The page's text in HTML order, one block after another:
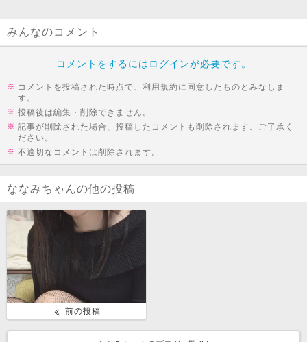
みんなのコメント
コメントをするにはログインが必要です。
コメントを投稿された時点で、利用規約に同意したものとみなしま
す。
投稿後は編集・削除できません。
記事が削除された場合、投稿したコメントも削除されます。ご了承く
ださい。
不適切なコメントは削除されます。
ななみちゃんの他の投稿
前の投稿